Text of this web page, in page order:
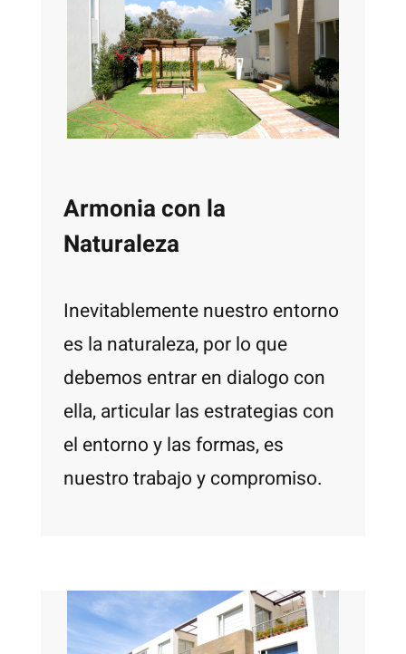
Armonia con la
Naturaleza
Inevitablemente nuestro entorno
es la naturaleza, por lo que
debemos entrar en dialogo con
ella, articular las estrategias con
el entorno y las formas, es
nuestro trabajo y compromiso.